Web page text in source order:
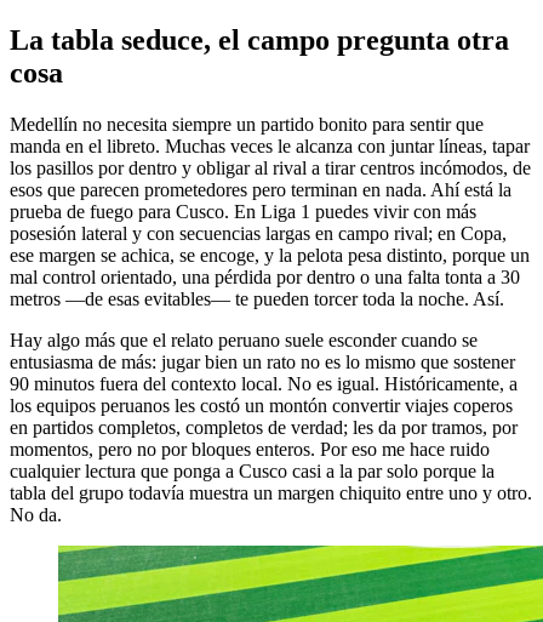
La tabla seduce, el campo pregunta otra
cosa
Medellín no necesita siempre un partido bonito para sentir que
manda en el libreto. Muchas veces le alcanza con juntar líneas, tapar
los pasillos por dentro y obligar al rival a tirar centros incómodos, de
esos que parecen prometedores pero terminan en nada. Ahí está la
prueba de fuego para Cusco. En Liga 1 puedes vivir con más
posesión lateral y con secuencias largas en campo rival; en Copa,
ese margen se achica, se encoge, y la pelota pesa distinto, porque un
mal control orientado, una pérdida por dentro o una falta tonta a 30
metros —de esas evitables— te pueden torcer toda la noche. Así.
Hay algo más que el relato peruano suele esconder cuando se
entusiasma de más: jugar bien un rato no es lo mismo que sostener
90 minutos fuera del contexto local. No es igual. Históricamente, a
los equipos peruanos les costó un montón convertir viajes coperos
en partidos completos, completos de verdad; les da por tramos, por
momentos, pero no por bloques enteros. Por eso me hace ruido
cualquier lectura que ponga a Cusco casi a la par solo porque la
tabla del grupo todavía muestra un margen chiquito entre uno y otro.
No da.